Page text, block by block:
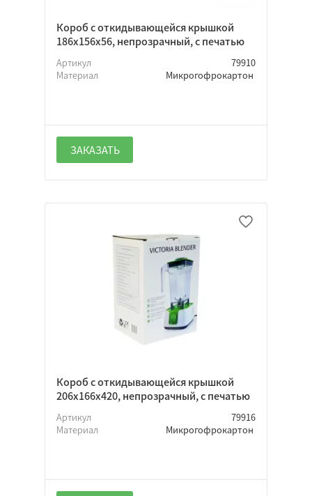
Неважно
Неважно
Нет
Короб с откидывающейся крышкой
186х156х56, непрозрачный, с печатью
Артикул
79910
Материал
Микрогофрокартон
ЗАКАЗАТЬ
Короб с откидывающейся крышкой
206х166х420, непрозрачный, с печатью
Артикул
79916
Материал
Микрогофрокартон